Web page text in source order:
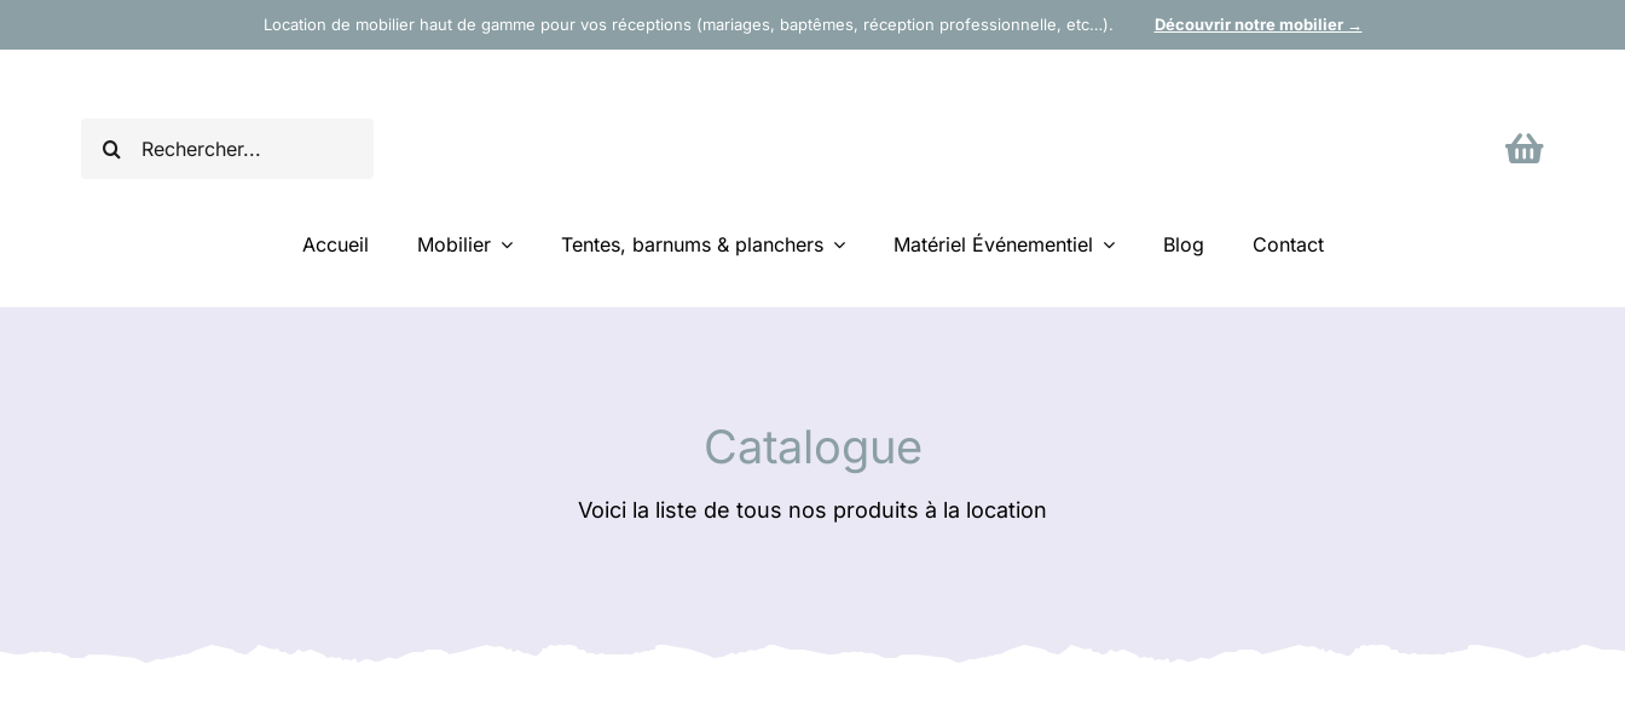
au
Location de mobilier haut de gamme pour vos réceptions (mariages, baptêmes, réception professionnelle, etc…). Découvrir notre mobilier →
Rechercher:
Accueil Mobilier Tentes, barnums & planchers Matériel Événementiel Blog Contact
Catalogue
Voici la liste de tous nos produits à la location